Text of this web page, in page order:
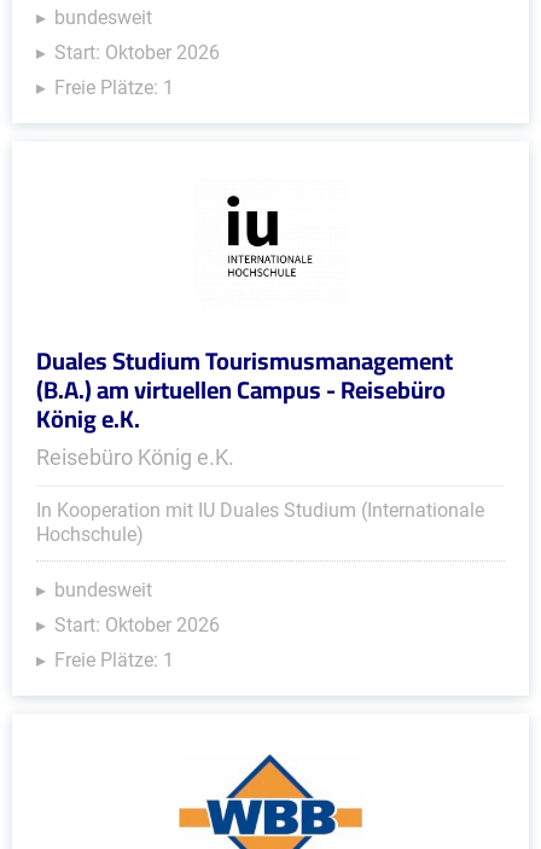
bundesweit
Start: Oktober 2026
Freie Plätze: 1
Duales Studium Tourismusmanagement
(B.A.) am virtuellen Campus - Reisebüro
König e.K.
Reisebüro König e.K.
In Kooperation mit IU Duales Studium (Internationale
Hochschule)
bundesweit
Start: Oktober 2026
Freie Plätze: 1